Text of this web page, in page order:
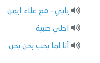
يابي - مع علاء ايمن
احلي صبية
أنا لما بحب بحن بحن